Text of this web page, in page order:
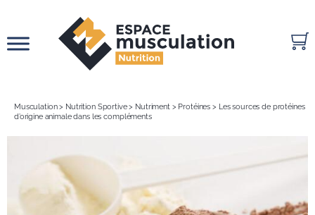
Musculation> Nutrition Sportive> Nutriment> Protéines > Les sources de protéines
d’origine animale dans les compléments